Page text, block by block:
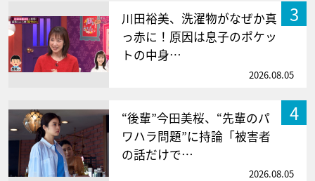
3
川田裕美、洗濯物がなぜか真
っ赤に！原因は息子のポケッ
トの中身…
2026.08.05
4
“後輩”今田美桜、“先輩のパ
ワハラ問題”に持論「被害者
の話だけで…
2026.08.05